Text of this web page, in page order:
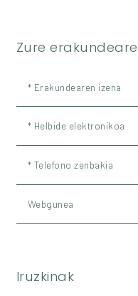
Zure
* Erakundearen izena
* Helbide elektronikoa
* Telefono zenbakia
Webgunea
Iruzkinak